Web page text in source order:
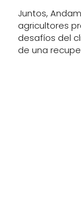
Juntos,
agricultores
desafíos del
de una